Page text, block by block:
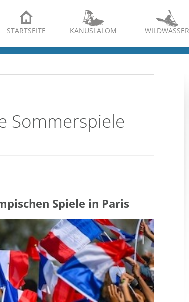
STARTSEITE KANUSLALOM WILDWASSER
Sommerspiele
Spiele in Paris